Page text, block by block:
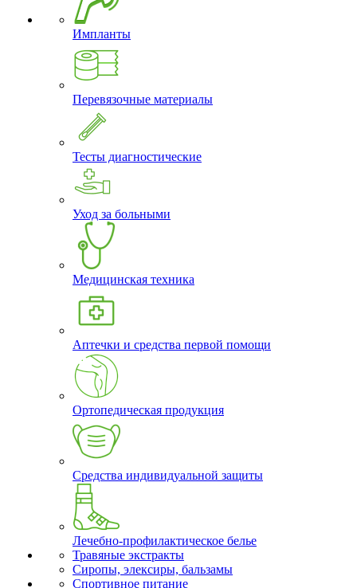
Импланты
Перевязочные материалы
Тесты диагностические
Уход за больными
Медицинская техника
Аптечки и средства первой помощи
Ортопедическая продукция
Средства индивидуальной защиты
Лечебно-профилактическое белье
Травяные экстракты
Сиропы, элексиры, бальзамы
Спортивное питание